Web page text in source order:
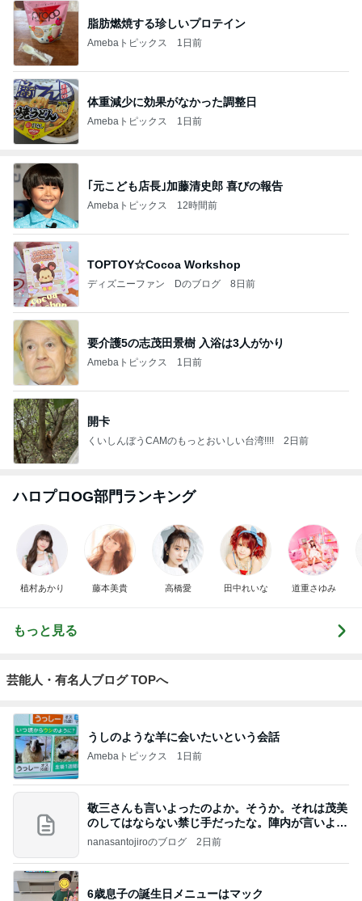
脂肪燃焼する珍しいプロテイン
Amebaトピックス 1日前
体重減少に効果がなかった調整日
Amebaトピックス 1日前
｢元こども店長｣加藤清史郎 喜びの報告
Amebaトピックス 12時間前
TOPTOY☆Cocoa Workshop
ディズニーファン Dのブログ 8日前
要介護5の志茂田景樹 入浴は3人がかり
Amebaトピックス 1日前
開卡
くいしんぼうCAMのもっとおいしい台湾!!!! 2日前
ハロプロOG部門ランキング
植村あかり 藤本美貴 高橋愛 田中れいな 道重さゆみ
もっと見る
芸能人・有名人ブログ TOPへ
うしのような羊に会いたいという会話
Amebaトピックス 1日前
敬三さんも言いよったのよか。そうか。それは茂美
のしてはならない禁じ手だったな。陣内が言いよる
のよ
nanasantojiroのブログ 2日前
6歳息子の誕生日メニューはマック